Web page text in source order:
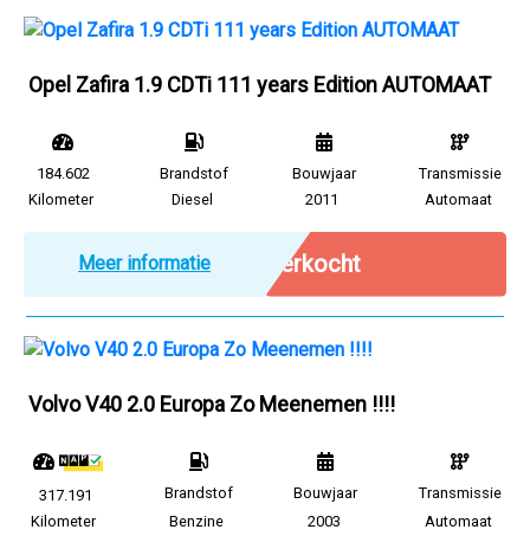
Opel Zafira 1.9 CDTi 111 years Edition AUTOMAAT
184.602
Kilometer
Brandstof
Diesel
Bouwjaar
2011
Transmissie
Automaat
Meer informatie Verkocht
Volvo V40 2.0 Europa Zo Meenemen !!!!
317.191
Kilometer
Brandstof
Benzine
Bouwjaar
2003
Transmissie
Automaat